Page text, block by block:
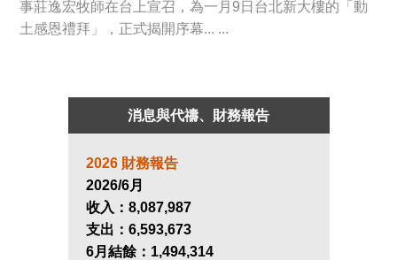
消息與代禱、財務報告
2026 財務報告
2026/6月
收入：8,087,987
支出：6,593,673
6月結餘： 1,494,314
事莊逸宏牧師在台上宣召，為一月9日台北新大樓的「動
土感恩禮拜」，正式揭開序幕... ...